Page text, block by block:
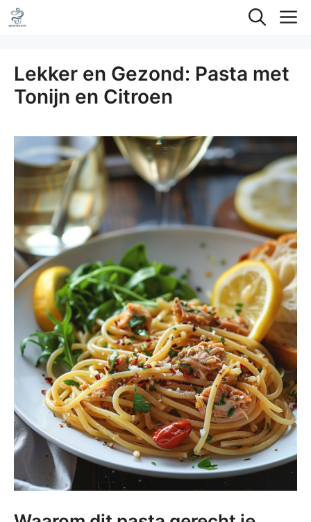
Ga
naar
inhoud
Lekker en Gezond: Pasta met
Tonijn en Citroen